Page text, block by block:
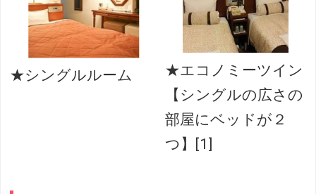
★シングルルーム
★エコノミーツイン
【シングルの広さの
部屋にベッドが２
つ】[1]